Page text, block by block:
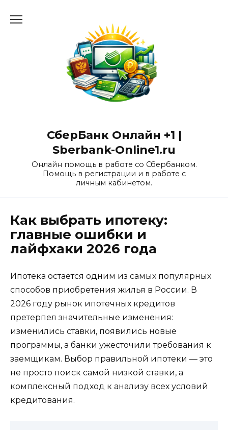
СберБанк Онлайн +1 |
Sberbank-Online1.ru
Онлайн помощь в работе со Сбербанком.
Помощь в регистрации и в работе с
личным кабинетом.
Как выбрать ипотеку:
главные ошибки и
лайфхаки 2026 года
Ипотека остается одним из самых популярных
способов приобретения жилья в России. В
2026 году рынок ипотечных кредитов
претерпел значительные изменения:
изменились ставки, появились новые
программы, а банки ужесточили требования к
заемщикам. Выбор правильной ипотеки — это
не просто поиск самой низкой ставки, а
комплексный подход к анализу всех условий
кредитования.